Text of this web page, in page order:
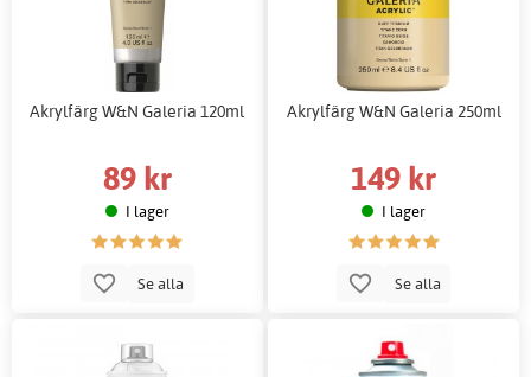
Akrylfärg W&N Galeria 120ml
89 kr
I lager
Se alla
Akrylfärg W&N Galeria 250ml
149 kr
I lager
Se alla